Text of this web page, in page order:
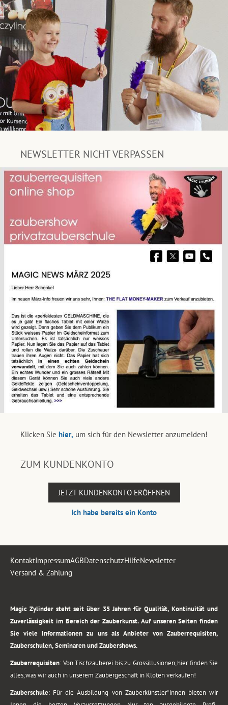
NEWSLETTER NICHT VERPASSEN
Klicken Sie hier, um sich für den Newsletter anzumelden!
ZUM KUNDENKONTO
JETZT KUNDENKONTO ERÖFFNEN
Ich habe bereits ein Konto
KontaktImpressumAGBDatenschutzHilfeNewsletter
Versand & Zahlung
Magic Zylinder steht seit über 35 Jahren für Qualität, Kontinuität und
Zuverlässigkeit im Bereich der Zauberkunst. Auf unseren Seiten finden
Sie viele Informationen zu uns als Anbieter von Zauberrequisiten,
Zauberschulen, Seminaren und Zaubershows.
Zauberrequisiten: Von Tischzauberei bis zu Grossillusionen, hier finden Sie
alles, was wir auch in unserem Zaubergeschäft in Kloten verkaufen!
Zauberschule: Für die Ausbildung von Zauberkünstler*innen bieten wir